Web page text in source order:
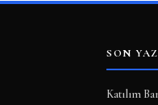
SON
Katılım